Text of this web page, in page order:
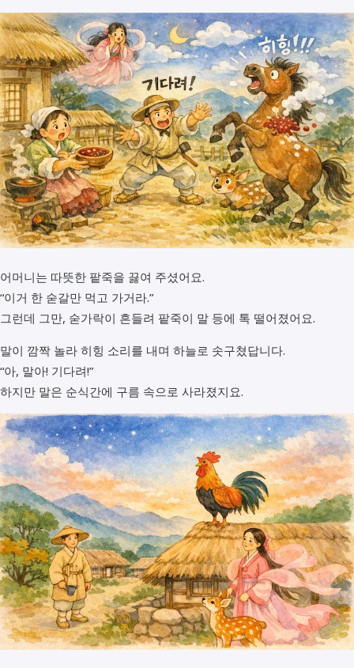
어머니는 따뜻한 팥죽을 끓여 주셨어요.
“이거 한 숟갈만 먹고 가거라.”
그런데 그만, 숟가락이 흔들려 팥죽이 말 등에 톡 떨어졌어요.
말이 깜짝 놀라 히힝 소리를 내며 하늘로 솟구쳤답니다.
“아, 말아! 기다려!”
하지만 말은 순식간에 구름 속으로 사라졌지요.